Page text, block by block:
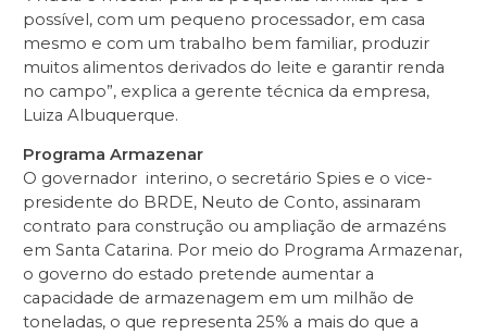
possível, com um pequeno processador, em casa
mesmo e com um trabalho bem familiar, produzir
muitos alimentos derivados do leite e garantir renda
no campo”, explica a gerente técnica da empresa,
Luiza Albuquerque.
Programa Armazenar
O governador interino, o secretário Spies e o vice-
presidente do BRDE, Neuto de Conto, assinaram
contrato para construção ou ampliação de armazéns
em Santa Catarina. Por meio do Programa Armazenar,
o governo do estado pretende aumentar a
capacidade de armazenagem em um milhão de
toneladas, o que representa 25% a mais do que a